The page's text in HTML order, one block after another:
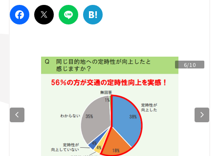
6/10
Campaign
人気のハッシュタグ